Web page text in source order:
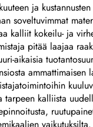
ja
soveltuvimmat
kalliit kokeilu- ja
pitää laajaa
aikaisia
ammattimaisen
kalliista